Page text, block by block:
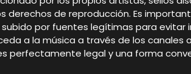
derechos de reproducción. Es
por fuentes legítimas para evitar
a la música a través de los canales
perfectamente legal y una forma